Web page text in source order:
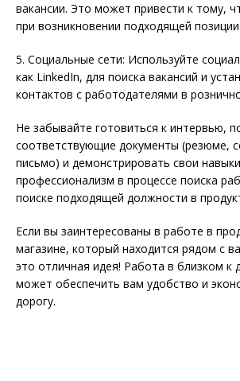
вакансии. Это может привести к тому,
при возникновении подходящей позиции.
5. Социальные сети: Используйте
как LinkedIn, для поиска вакансий и
контактов с работодателями в
Не забывайте готовиться к интервью,
соответствующие документы (резюме,
письмо) и демонстрировать свои
профессионализм в процессе поиска
поиске подходящей должности в
Если вы заинтересованы в работе в
магазине, который находится рядом с
это отличная идея! Работа в близком к
может обеспечить вам удобство и
дорогу.